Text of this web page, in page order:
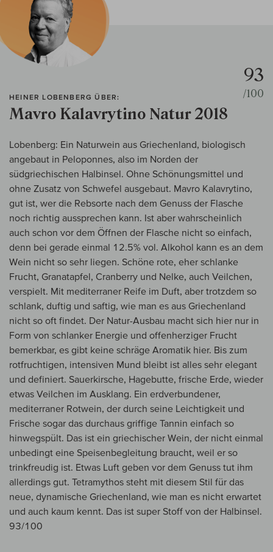
HEINER LOBENBERG ÜBER:
Mavro Kalavrytino Natur 2018
93
/100
Lobenberg: Ein Naturwein aus Griechenland, biologisch
angebaut in Peloponnes, also im Norden der
südgriechischen Halbinsel. Ohne Schönungsmittel und
ohne Zusatz von Schwefel ausgebaut. Mavro Kalavrytino,
gut ist, wer die Rebsorte nach dem Genuss der Flasche
noch richtig aussprechen kann. Ist aber wahrscheinlich
auch schon vor dem Öffnen der Flasche nicht so einfach,
denn bei gerade einmal 12.5% vol. Alkohol kann es an dem
Wein nicht so sehr liegen. Schöne rote, eher schlanke
Frucht, Granatapfel, Cranberry und Nelke, auch Veilchen,
verspielt. Mit mediterraner Reife im Duft, aber trotzdem so
schlank, duftig und saftig, wie man es aus Griechenland
nicht so oft findet. Der Natur-Ausbau macht sich hier nur in
Form von schlanker Energie und offenherziger Frucht
bemerkbar, es gibt keine schräge Aromatik hier. Bis zum
rotfruchtigen, intensiven Mund bleibt ist alles sehr elegant
und definiert. Sauerkirsche, Hagebutte, frische Erde, wieder
etwas Veilchen im Ausklang. Ein erdverbundener,
mediterraner Rotwein, der durch seine Leichtigkeit und
Frische sogar das durchaus griffige Tannin einfach so
hinwegspült. Das ist ein griechischer Wein, der nicht einmal
unbedingt eine Speisenbegleitung braucht, weil er so
trinkfreudig ist. Etwas Luft geben vor dem Genuss tut ihm
allerdings gut. Tetramythos steht mit diesem Stil für das
neue, dynamische Griechenland, wie man es nicht erwartet
und auch kaum kennt. Das ist super Stoff von der Halbinsel.
93/100